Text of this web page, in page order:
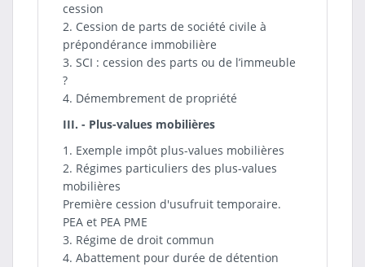
cession
2. Cession de parts de société civile à
prépondérance immobilière
3. SCI : cession des parts ou de l’immeuble
?
4. Démembrement de propriété
III. - Plus-values mobilières
1. Exemple impôt plus-values mobilières
2. Régimes particuliers des plus-values
mobilières
Première cession d'usufruit temporaire.
PEA et PEA PME
3. Régime de droit commun
4. Abattement pour durée de détention